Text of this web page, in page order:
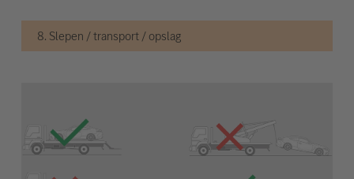
8. Slepen / transport / opslag